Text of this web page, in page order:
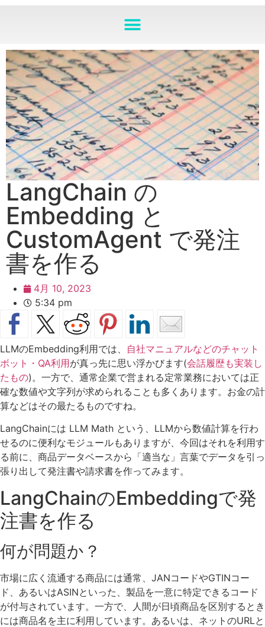
LangChain の
Embedding と
CustomAgent で発注
書を作る
4月 10, 2023
5:34 pm
LLMのEmbedding利用では、 自社マニュアルなどのチャット
ボット・QA利用が真っ先に思い浮かびます(会話履歴も実装し
たもの)。一方で、通常企業で営まれる定常業務においては正
確な数値や文字列が求められることも多くあります。お金の計
算などはその最たるものですね。
LangChainには LLM Math という、LLMから数値計算を行わ
せるのに便利なモジュールもありますが、今回はそれを利用す
る前に、商品データベースから「適当な」言葉でデータを引っ
張り出して発注書や請求書を作ってみます。
LangChainのEmbeddingで発
注書を作る
何が問題か？
市場に広く流通する商品には通常、JANコードやGTINコー
ド、あるいはASINといった、製品を一意に特定できるコード
が付与されています。一方で、人間が日頃商品を区別するとき
には商品名を主に利用しています。あるいは、ネットのURLと